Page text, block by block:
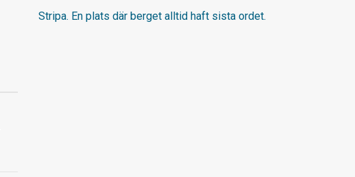
Stripa. En plats där berget alltid haft sista ordet.